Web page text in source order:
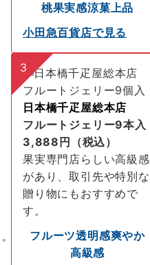
桃果実感涼菓上品
小田急百貨店で見る
3
日本橋千疋屋総本店
フルートジェリー9本入
3,888円（税込）
果実専門店らしい高級感
があり、取引先や特別な
贈り物にもおすすめで
す。
フルーツ透明感爽やか
高級感